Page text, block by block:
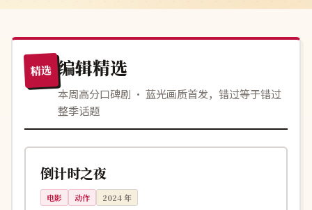
精选 编辑精选
本周高分口碑剧 · 蓝光画质首发，错过等于错过
整季话题
美国
高分 115分钟
倒计时之夜
电影 动作 2024年